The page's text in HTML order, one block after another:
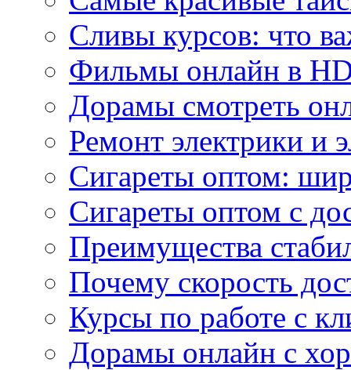
Сливы курсов: что
Фильмы онлайн в
Дорамы смотреть
Ремонт электрики и
Сигареты оптом:
Сигареты оптом с
Преимущества
Почему скорость
Курсы по работе с
Дорамы онлайн с